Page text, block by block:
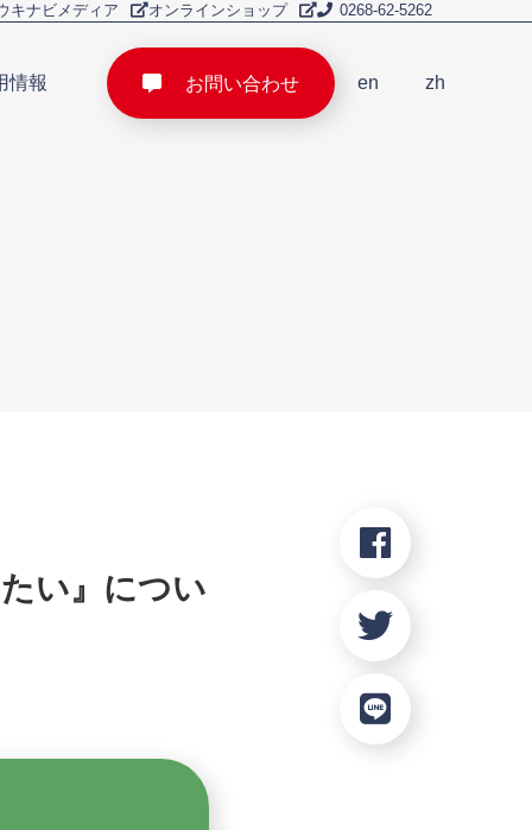
キナビメディア オンラインショップ 0268-62-5262
情報 お問い合わせ en zh
い』につい